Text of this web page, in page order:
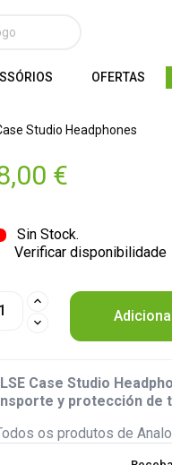
OFERTAS
Studio Headphones
€
Sin Stock.
Verificar disponibilidade
Case Studio
y protección de